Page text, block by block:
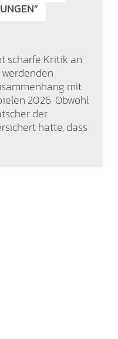
scharfe Kritik an
mit
2026. Obwohl
der
hatte, dass